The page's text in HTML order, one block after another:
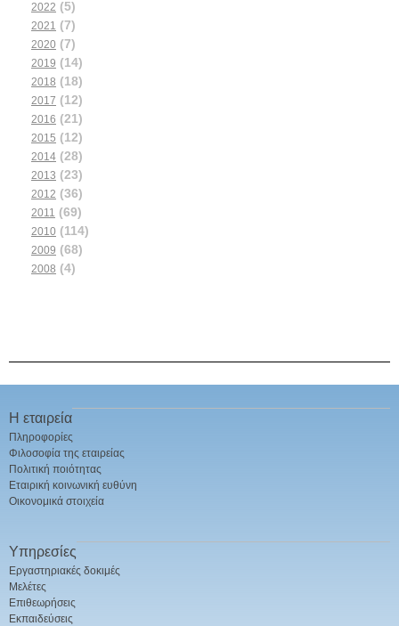
2022 (5)
2021 (7)
2020 (7)
2019 (14)
2018 (18)
2017 (12)
2016 (21)
2015 (12)
2014 (28)
2013 (23)
2012 (36)
2011 (69)
2010 (114)
2009 (68)
2008 (4)
Η εταιρεία
Πληροφορίες
Φιλοσοφία της εταιρείας
Πολιτική ποιότητας
Εταιρική κοινωνική ευθύνη
Οικονομικά στοιχεία
Υπηρεσίες
Εργαστηριακές δοκιμές
Μελέτες
Επιθεωρήσεις
Εκπαιδεύσεις